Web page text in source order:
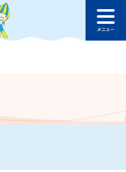
ージの本文へ
ュ